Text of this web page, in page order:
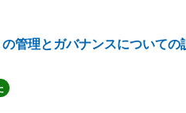
管理とガバナンスについての